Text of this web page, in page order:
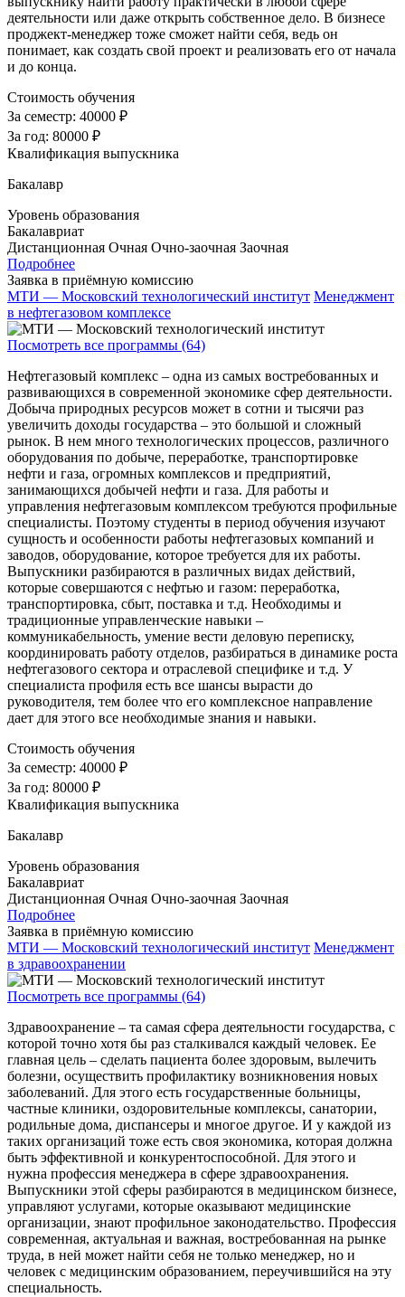
деятельности или даже открыть собственное дело. В бизнесе
проджект-менеджер тоже сможет найти себя, ведь он
понимает, как создать свой проект и реализовать его от начала
и до конца.
Стоимость обучения
За семестр: 40000 ₽
За год: 80000 ₽
Квалификация выпускника
Бакалавр
Уровень образования
Бакалавриат
Дистанционная Очная Очно-заочная Заочная
Подробнее
Заявка в приёмную комиссию
МТИ — Московский технологический институт Менеджмент
в нефтегазовом комплексе
Посмотреть все программы (64)
Нефтегазовый комплекс – одна из самых востребованных и
развивающихся в современной экономике сфер деятельности.
Добыча природных ресурсов может в сотни и тысячи раз
увеличить доходы государства – это большой и сложный
рынок. В нем много технологических процессов, различного
оборудования по добыче, переработке, транспортировке
нефти и газа, огромных комплексов и предприятий,
занимающихся добычей нефти и газа. Для работы и
управления нефтегазовым комплексом требуются профильные
специалисты. Поэтому студенты в период обучения изучают
сущность и особенности работы нефтегазовых компаний и
заводов, оборудование, которое требуется для их работы.
Выпускники разбираются в различных видах действий,
которые совершаются с нефтью и газом: переработка,
транспортировка, сбыт, поставка и т.д. Необходимы и
традиционные управленческие навыки –
коммуникабельность, умение вести деловую переписку,
координировать работу отделов, разбираться в динамике роста
нефтегазового сектора и отраслевой специфике и т.д. У
специалиста профиля есть все шансы вырасти до
руководителя, тем более что его комплексное направление
дает для этого все необходимые знания и навыки.
Стоимость обучения
За семестр: 40000 ₽
За год: 80000 ₽
Квалификация выпускника
Бакалавр
Уровень образования
Бакалавриат
Дистанционная Очная Очно-заочная Заочная
Подробнее
Заявка в приёмную комиссию
МТИ — Московский технологический институт Менеджмент
в здравоохранении
Посмотреть все программы (64)
Здравоохранение – та самая сфера деятельности государства, с
которой точно хотя бы раз сталкивался каждый человек. Ее
главная цель – сделать пациента более здоровым, вылечить
болезни, осуществить профилактику возникновения новых
заболеваний. Для этого есть государственные больницы,
частные клиники, оздоровительные комплексы, санатории,
родильные дома, диспансеры и многое другое. И у каждой из
таких организаций тоже есть своя экономика, которая должна
быть эффективной и конкурентоспособной. Для этого и
нужна профессия менеджера в сфере здравоохранения.
Выпускники этой сферы разбираются в медицинском бизнесе,
управляют услугами, которые оказывают медицинские
организации, знают профильное законодательство. Профессия
современная, актуальная и важная, востребованная на рынке
труда, в ней может найти себя не только менеджер, но и
человек с медицинским образованием, переучившийся на эту
специальность.